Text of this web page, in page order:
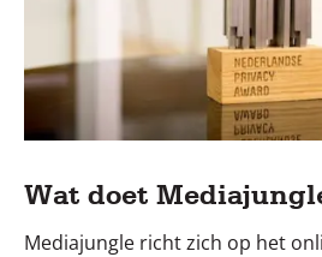
Wat doet
Mediajungle richt zich op het